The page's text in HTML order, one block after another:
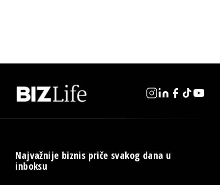
Najvažnije biznis priče svakog dana u
inboksu